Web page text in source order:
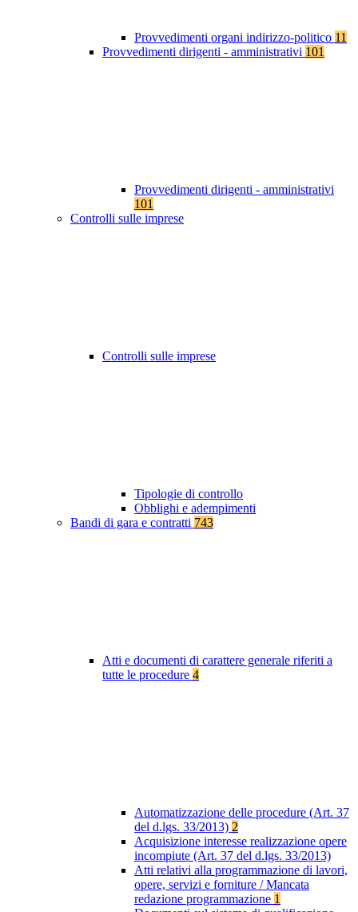
Provvedimenti organi indirizzo-politico 11
Provvedimenti dirigenti - amministrativi 101
Provvedimenti dirigenti - amministrativi
101
Controlli sulle imprese
Controlli sulle imprese
Tipologie di controllo
Obblighi e adempimenti
Bandi di gara e contratti 743
Atti e documenti di carattere generale riferiti a
tutte le procedure 4
Automatizzazione delle procedure (Art. 37
del d.lgs. 33/2013) 2
Acquisizione interesse realizzazione opere
incompiute (Art. 37 del d.lgs. 33/2013)
Atti relativi alla programmazione di lavori,
opere, servizi e forniture / Mancata
redazione programmazione 1